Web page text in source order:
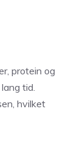
protein og
tid.
hvilket